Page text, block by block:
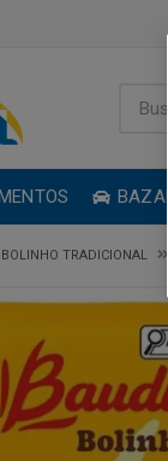
BAZAR
BOLINHO TRADICIONAL